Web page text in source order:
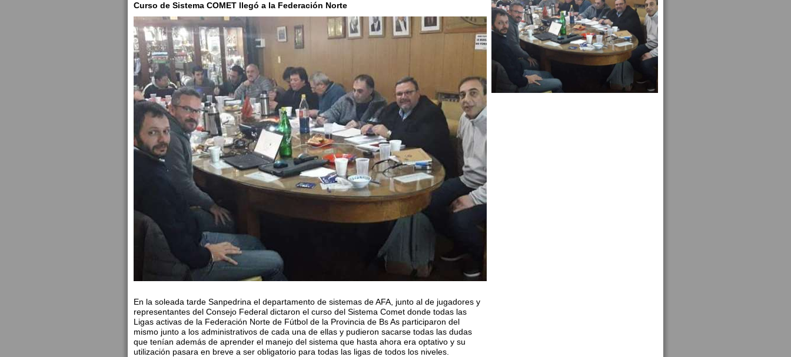
Curso de Sistema COMET llegó a la Federación Norte
En la soleada tarde Sanpedrina el departamento de sistemas de AFA, junto al de jugadores y
representantes del Consejo Federal dictaron el curso del Sistema Comet donde todas las
Ligas activas de la Federación Norte de Fútbol de la Provincia de Bs As participaron del
mismo junto a los administrativos de cada una de ellas y pudieron sacarse todas las dudas
que tenían además de aprender el manejo del sistema que hasta ahora era optativo y su
utilización pasara en breve a ser obligatorio para todas las ligas de todos los niveles.